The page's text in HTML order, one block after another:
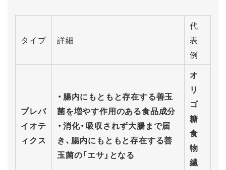
タイプ 詳細
代
表
例
プレバ
イオテ
ィクス
・腸内にもともと存在する善玉
菌を増やす作用のある食品成分
・消化・吸収されず大腸まで届
き、腸内にもともと存在する善
玉菌の「エサ」となる
オ
リ
ゴ
糖
食
物
繊